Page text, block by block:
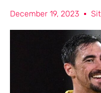
December 19, 2023